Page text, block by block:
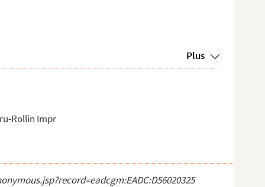
Plus
Rollin Impr